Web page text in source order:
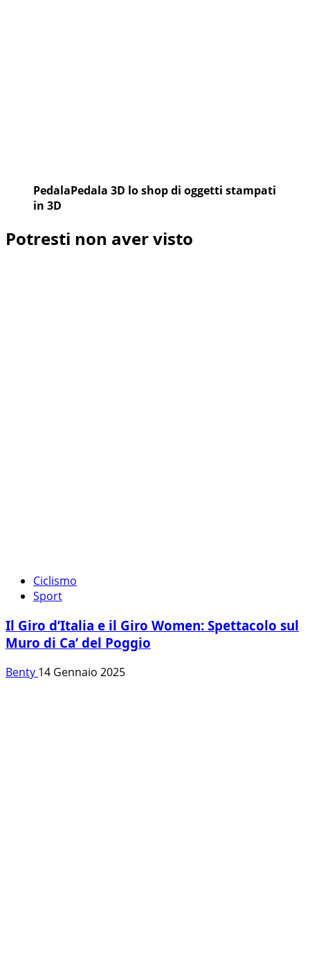
PedalaPedala 3D lo shop di oggetti stampati
in 3D
Potresti non aver visto
Ciclismo
Sport
Il Giro d’Italia e il Giro Women: Spettacolo sul
Muro di Ca’ del Poggio
Benty 14 Gennaio 2025